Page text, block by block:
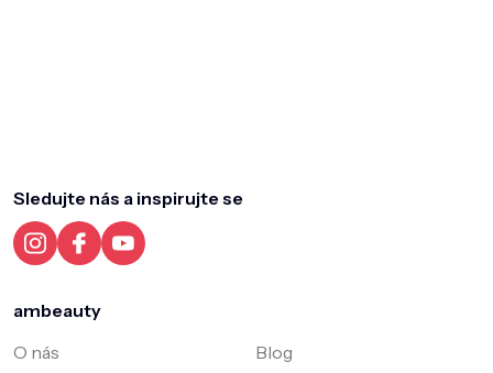
Sledujte nás a inspirujte se
ambeauty
O nás
Blog